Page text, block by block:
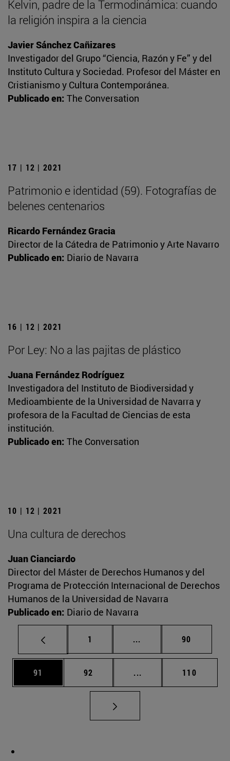
Kelvin, padre de la Termodinámica: cuando
la religión inspira a la ciencia
Javier Sánchez Cañizares
Investigador del Grupo “Ciencia, Razón y Fe” y del
Instituto Cultura y Sociedad. Profesor del Máster en
Cristianismo y Cultura Contemporánea.
Publicado en: The Conversation
17 | 12 | 2021
Patrimonio e identidad (59). Fotografías de
belenes centenarios
Ricardo Fernández Gracia
Director de la Cátedra de Patrimonio y Arte Navarro
Publicado en: Diario de Navarra
16 | 12 | 2021
Por Ley: No a las pajitas de plástico
Juana Fernández Rodríguez
Investigadora del Instituto de Biodiversidad y
Medioambiente de la Universidad de Navarra y
profesora de la Facultad de Ciencias de esta
institución.
Publicado en: The Conversation
10 | 12 | 2021
Una cultura de derechos
Juan Cianciardo
Director del Máster de Derechos Humanos y del
Programa de Protección Internacional de Derechos
Humanos de la Universidad de Navarra
Publicado en: Diario de Navarra
Página
1 ... Páginas intermedias
Página
90
Página
91 Página
92 ... Páginas intermedias
Página
110